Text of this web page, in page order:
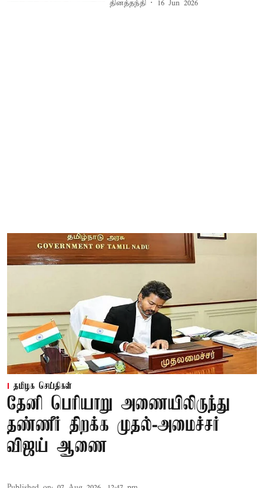
தினத்தந்தி 16 Jun 2026
தமிழக செய்திகள்
தேனி பெரியாறு அணையிலிருந்து
தண்ணீர் திறக்க முதல்-அமைச்சர்
விஜய் ஆணை